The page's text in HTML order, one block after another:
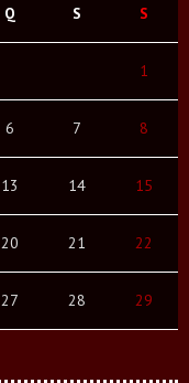
Q S S
1
6 7 8
13 14 15
20 21 22
27 28 29